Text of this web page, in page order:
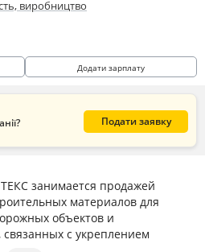
виробництво
Додати зарплату
Подати заявку
занимается продажей
материалов для
объектов и
связанных с укреплением